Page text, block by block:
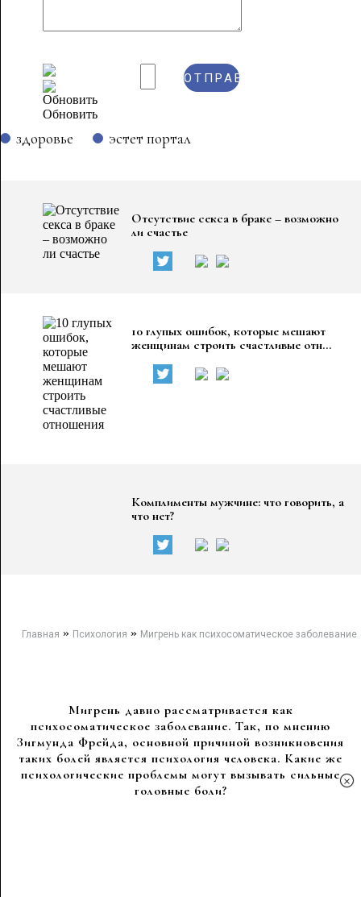
Обновить
здоровье эстет портал
Отсутствие секса в браке – возможно
ли счастье
10 глупых ошибок, которые мешают
женщинам строить счастливые отн...
Комплименты мужчине: что говорить, а
что нет?
Главная » Психология » Мигрень как психосоматическое заболевание
Мигрень давно рассматривается как
психосоматическое заболевание. Так, по мнению
Зигмунда Фрейда, основной причиной возникновения
таких болей является психология человека. Какие же
психологические проблемы могут вызывать сильные
головные боли?
×